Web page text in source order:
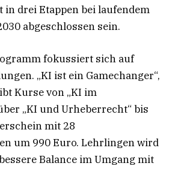
in drei Etappen bei laufendem
abgeschlossen sein.
fokussiert sich auf
„KI ist ein Gamechanger“,
Kurse von „KI im
„KI und Urheberrecht“ bis
mit 28
um 990 Euro. Lehrlingen wird
Balance im Umgang mit